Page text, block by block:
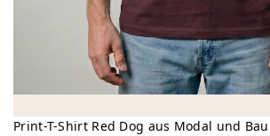
Print-T-Shirt Red Dog aus Modal und